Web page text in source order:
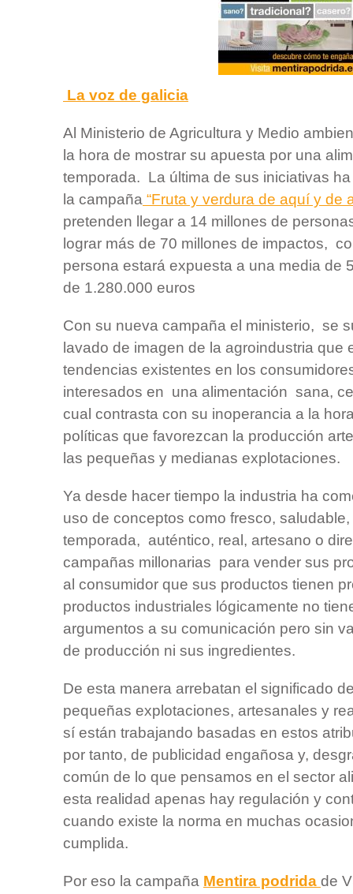
La voz de galicia
Al Ministerio de Agricultura y Medio
la hora de mostrar su apuesta por una
temporada. La última de sus iniciativas
la campaña “Fruta y verdura de aquí y de
pretenden llegar a 14 millones de
lograr más de 70 millones de impactos,
persona estará expuesta a una media de
de 1.280.000 euros
Con su nueva campaña el ministerio, se
lavado de imagen de la agroindustria que
tendencias existentes en los
interesados en una alimentación sana,
cual contrasta con su inoperancia a la
políticas que favorezcan la producción
las pequeñas y medianas explotaciones.
Ya desde hacer tiempo la industria ha
uso de conceptos como fresco,
temporada, auténtico, real, artesano o
campañas millonarias para vender sus
al consumidor que sus productos tienen
productos industriales lógicamente no
argumentos a su comunicación pero sin
de producción ni sus ingredientes.
De esta manera arrebatan el significado
pequeñas explotaciones, artesanales y
sí están trabajando basadas en estos
por tanto, de publicidad engañosa y,
común de lo que pensamos en el sector
esta realidad apenas hay regulación y
cuando existe la norma en muchas
cumplida.
Por eso la campaña Mentira podrida de